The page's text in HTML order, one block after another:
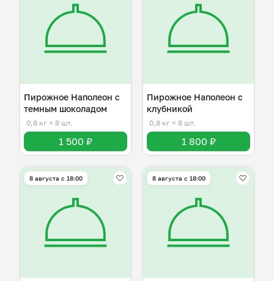
Пирожное Наполеон с
темным шоколадом
0,8 кг ≈ 8 шт.
1 500 ₽
Пирожное Наполеон с
клубникой
0,8 кг ≈ 8 шт.
1 800 ₽
8 августа с 18:00 8 августа с 18:00